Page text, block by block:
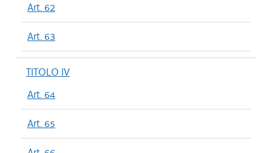
Art. 62
Art. 63
TITOLO IV
Art. 64
Art. 65